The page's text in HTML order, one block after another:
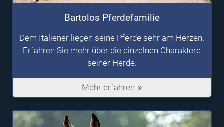
Bartolos Pferdefamilie
Dem Italiener liegen seine Pferde sehr am Herzen.
Erfahren Sie mehr über die einzelnen Charaktere
seiner Herde.
Mehr erfahren